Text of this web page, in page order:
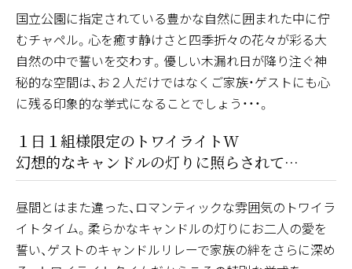
国立公園に指定されている豊かな自然に囲まれた中に佇
むチャペル。心を癒す静けさと四季折々の花々が彩る大
自然の中で誓いを交わす。優しい木漏れ日が降り注ぐ神
秘的な空間は、お２人だけではなくご家族・ゲストにも心
に残る印象的な挙式になることでしょう・・・。
１日１組様限定のトワイライトW
幻想的なキャンドルの灯りに照らされて…
昼間とはまた違った、ロマンティックな雰囲気のトワイラ
イトタイム。柔らかなキャンドルの灯りにお二人の愛を
誓い、ゲストのキャンドルリレーで家族の絆をさらに深め